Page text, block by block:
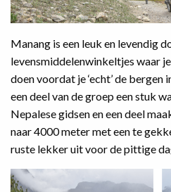
Manang is een leuk en levendig
levensmiddelenwinkeltjes waar
doen voordat je ‘echt’ de
een deel van de groep een stuk
Nepalese gidsen en een deel
naar 4000 meter met een te
ruste lekker uit voor de pittige